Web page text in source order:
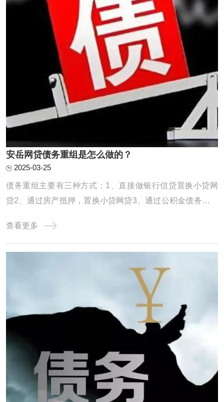
安岳网贷债务重组是怎么做的？
2025-03-25
债务重组主要有三种方式：1、直接做银行信贷置换小贷网
贷2、通过房产抵押，置换小贷网贷3、通过公积金债务重组
贷款。达到大幅降低月供压力，减少利息支出，优化征信，
恢复正常生活的过程。一、直接做信贷置换小贷网贷这种适
查看更多